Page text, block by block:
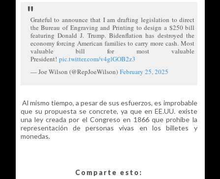
Grateful to announce that I am drafting legislation to direct
the Bureau of Engraving and Printing to design a $250 bill
featuring Donald J. Trump. Bidenflation has destroyed the
economy forcing American families to carry more cash. Most
valuable bill for most valuable
President! pic.twitter.com/v4glGOB2z3
— Joe Wilson (@RepJoeWilson) February 25, 2025
Al mismo tiempo, a pesar de sus esfuerzos, es improbable
que su propuesta se concrete, ya que en EE.UU. existe
una ley creada por el Congreso en 1866 que prohíbe la
representación de personas vivas en los billetes y
monedas.
Comparte esto: